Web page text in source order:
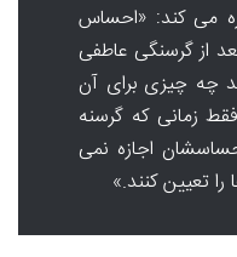
می کند: «احساس
از گرسنگی عاطفی
چه چیزی برای آن
زمانی که گرسنه
اجازه نمی
تعیین کنند.»